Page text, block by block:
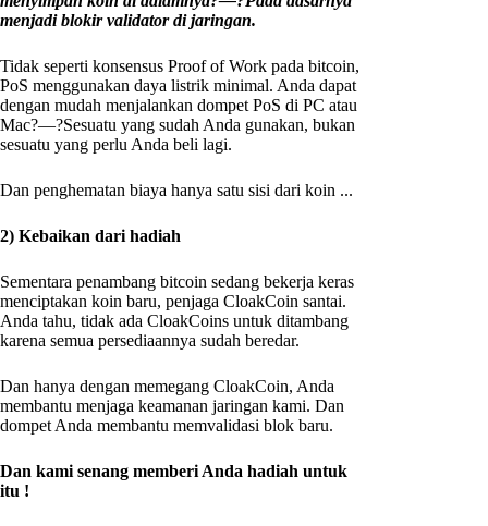
menjadi blokir validator di jaringan.
Tidak seperti konsensus Proof of Work pada bitcoin,
PoS menggunakan daya listrik minimal. Anda dapat
dengan mudah menjalankan dompet PoS di PC atau
Mac?—?Sesuatu yang sudah Anda gunakan, bukan
sesuatu yang perlu Anda beli lagi.
Dan penghematan biaya hanya satu sisi dari koin ...
2) Kebaikan dari hadiah
Sementara penambang bitcoin sedang bekerja keras
menciptakan koin baru, penjaga CloakCoin santai.
Anda tahu, tidak ada CloakCoins untuk ditambang
karena semua persediaannya sudah beredar.
Dan hanya dengan memegang CloakCoin, Anda
membantu menjaga keamanan jaringan kami. Dan
dompet Anda membantu memvalidasi blok baru.
Dan kami senang memberi Anda hadiah untuk
itu !